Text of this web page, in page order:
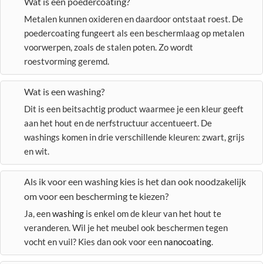
Metalen kunnen oxideren en daardoor ontstaat roest. De
poedercoating fungeert als een beschermlaag op metalen
voorwerpen, zoals de stalen poten. Zo wordt
roestvorming geremd.
Wat is een washing?
Dit is een beitsachtig product waarmee je een kleur geeft
aan het hout en de nerfstructuur accentueert. De
washings komen in drie verschillende kleuren: zwart, grijs
en wit.
Als ik voor een washing kies is het dan ook noodzakelijk
om voor een bescherming te kiezen?
Ja, eenwashing is enkel om de kleur van het hout te
veranderen. Wil je het meubel ook beschermen tegen
vocht en vuil? Kies dan ook voor een nanocoating.